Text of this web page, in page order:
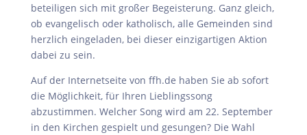
beteiligen sich mit großer Begeisterung. Ganz gleich,
ob evangelisch oder katholisch, alle Gemeinden sind
herzlich eingeladen, bei dieser einzigartigen Aktion
dabei zu sein.
Auf der Internetseite von ffh.de haben Sie ab sofort
die Möglichkeit, für Ihren Lieblingssong
abzustimmen. Welcher Song wird am 22. September
in den Kirchen gespielt und gesungen? Die Wahl